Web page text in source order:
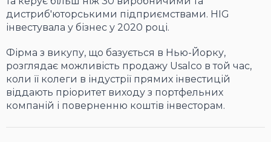
дистриб'юторськими підприємствами. HIG
інвестувала у бізнес у 2020 році.
Фірма з викупу, що базується в Нью-Йорку,
розглядає можливість продажу Usalco в той час,
коли її колеги в індустрії прямих інвестицій
віддають пріоритет виходу з портфельних
компаній і поверненню коштів інвесторам.